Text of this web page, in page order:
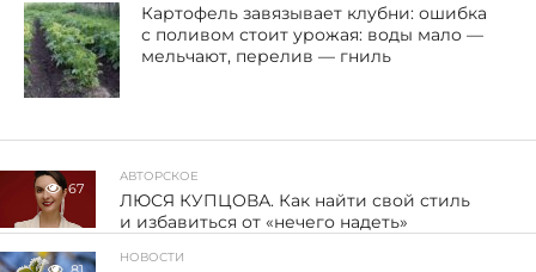
Картофель завязывает клубни: ошибка
с поливом стоит урожая: воды мало —
мельчают, перелив — гниль
67
АВТОРСКОЕ
ЛЮСЯ КУПЦОВА. Как найти свой стиль
и избавиться от «нечего надеть»
НОВОСТИ